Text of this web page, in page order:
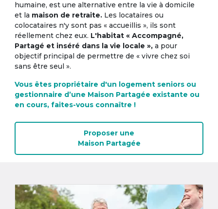
humaine, est une alternative entre la vie à domicile
et la maison de retraite. Les locataires ou
colocataires n'y sont pas « accueillis », ils sont
réellement chez eux. L'habitat « Accompagné,
Partagé et inséré dans la vie locale », a pour
objectif principal de permettre de « vivre chez soi
sans être seul ».
Vous êtes propriétaire d'un logement seniors ou
gestionnaire d’une Maison Partagée existante ou
en cours, faites-vous connaître !
Proposer une
Maison Partagée